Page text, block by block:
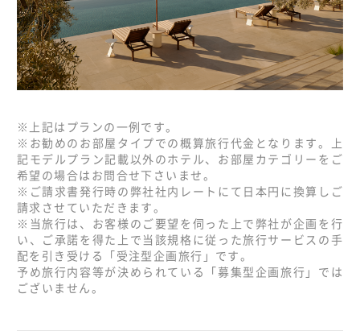
※上記はプランの一例です。
※お勧めのお部屋タイプでの概算旅行代金となります。上
記モデルプラン記載以外のホテル、お部屋カテゴリーをご
希望の場合はお問合せ下さいませ。
※ご請求書発行時の弊社社内レートにて日本円に換算しご
請求させていただきます。
※当旅行は、お客様のご要望を伺った上で弊社が企画を行
い、ご承諾を得た上で当該規格に従った旅行サービスの手
配を引き受ける「受注型企画旅行」です。
予め旅行内容等が決められている「募集型企画旅行」では
ございません。